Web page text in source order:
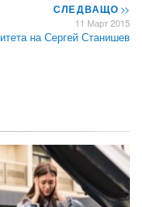
СЛЕДВАЩО>>
11 Март 2015
на Сергей Станишев